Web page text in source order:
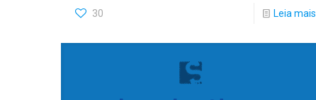
30 Leia mais